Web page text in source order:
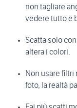
non tagliare
vedere tutto e
Scatta solo
altera i colori.
Non usare filtri
foto, la realtà